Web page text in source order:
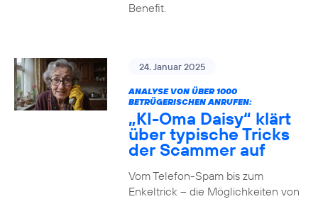
Benefit.
24. Januar 2025
ANALYSE VON ÜBER 1000
BETRÜGERISCHEN ANRUFEN:
„KI-Oma Daisy“ klärt
über typische Tricks
der Scammer auf
Vom Telefon-Spam bis zum
Enkeltrick – die Möglichkeiten von